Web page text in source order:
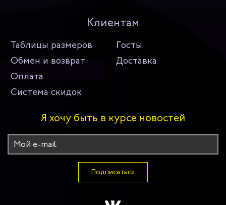
Клиентам
Таблицы размеров
Госты
Обмен и возврат
Доставка
Оплата
Система скидок
Я хочу быть в курсе новостей
Подписаться